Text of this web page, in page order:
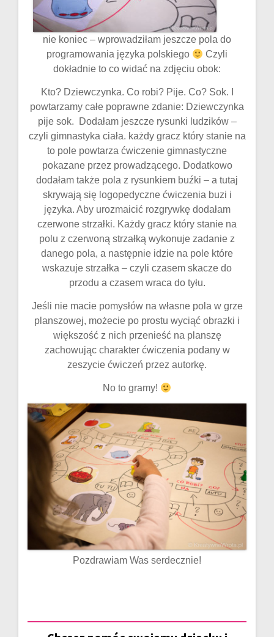
nie koniec – wprowadziłam jeszcze pola do
programowania języka polskiego
Czyli
dokładnie to co widać na zdjęciu obok:
Kto? Dziewczynka. Co robi? Pije. Co? Sok. I
powtarzamy całe poprawne zdanie: Dziewczynka
pije sok. Dodałam jeszcze rysunki ludzików –
czyli gimnastyka ciała. każdy gracz który stanie na
to pole powtarza ćwiczenie gimnastyczne
pokazane przez prowadzącego. Dodatkowo
dodałam także pola z rysunkiem buźki – a tutaj
skrywają się logopedyczne ćwiczenia buzi i
języka. Aby urozmaicić rozgrywkę dodałam
czerwone strzałki. Każdy gracz który stanie na
polu z czerwoną strzałką wykonuje zadanie z
danego pola, a następnie idzie na pole które
wskazuje strzałka – czyli czasem skacze do
przodu a czasem wraca do tyłu.
Jeśli nie macie pomysłów na własne pola w grze
planszowej, możecie po prostu wyciąć obrazki i
większość z nich przenieść na planszę
zachowując charakter ćwiczenia podany w
zeszycie ćwiczeń przez autorkę.
No to gramy!
Pozdrawiam Was serdecznie!